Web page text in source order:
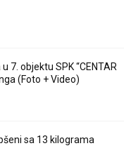
7. objektu SPK “CENTAR
(Foto + Video)
sa 13 kilograma